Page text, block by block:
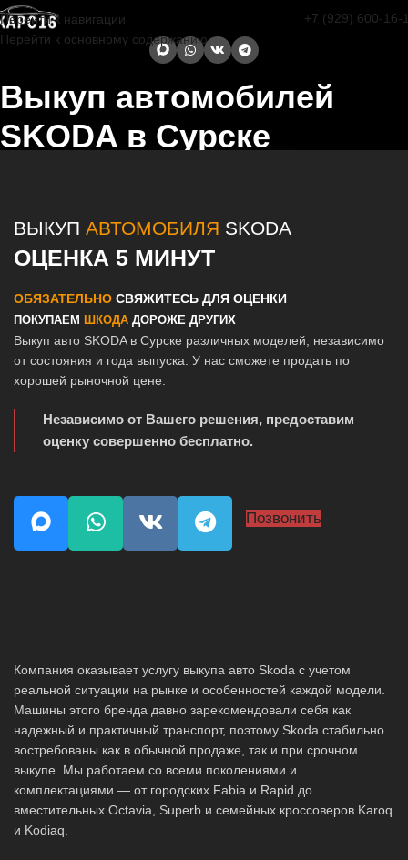
Перейти к навигации
Перейти к основному содержанию
+7 (929) 600-16-
Выкуп автомобилей
SKODA в Сурске
ВЫКУП АВТОМОБИЛЯ SKODA
ОЦЕНКА 5 МИНУТ
ОБЯЗАТЕЛЬНО СВЯЖИТЕСЬ ДЛЯ ОЦЕНКИ
ПОКУПАЕМ ШКОДА ДОРОЖЕ ДРУГИХ
Выкуп авто SKODA в Сурске различных моделей, независимо
от состояния и года выпуска. У нас сможете продать по
хорошей рыночной цене.
Независимо от Вашего решения, предоставим
оценку совершенно бесплатно.
Позвонить
Компания оказывает услугу выкупа авто Skoda с учетом
реальной ситуации на рынке и особенностей каждой модели.
Машины этого бренда давно зарекомендовали себя как
надежный и практичный транспорт, поэтому Skoda стабильно
востребованы как в обычной продаже, так и при срочном
выкупе. Мы работаем со всеми поколениями и
комплектациями — от городских Fabia и Rapid до
вместительных Octavia, Superb и семейных кроссоверов Karoq
и Kodiaq.